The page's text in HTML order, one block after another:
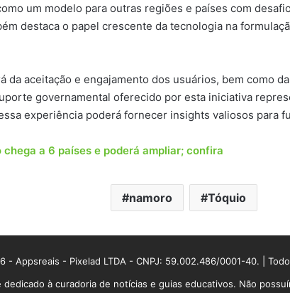
um modelo para outras regiões e países com
destaca o papel crescente da tecnologia na
aceitação e engajamento dos usuários, bem como
governamental oferecido por esta iniciativa
experiência poderá fornecer insights valiosos para
a 6 países e poderá ampliar; confira
namoro Tóquio
- Appsreais - Pixelad LTDA - CNPJ: 59.002.486/0001-40. |
à curadoria de notícias e guias educativos. Não